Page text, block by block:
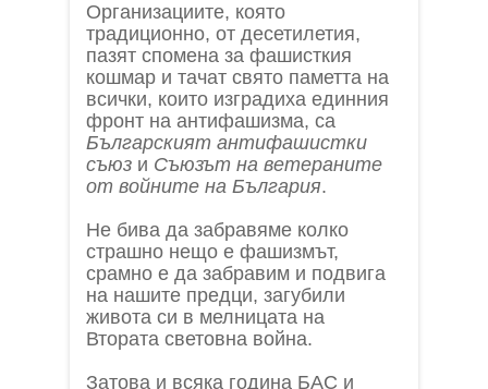
Организациите, която
традиционно, от десетилетия,
пазят спомена за фашисткия
кошмар и тачат свято паметта на
всички, които изградиха единния
фронт на антифашизма, са
Българският антифашистки
съюз и Съюзът на ветераните
от войните на България.
Не бива да забравяме колко
страшно нещо е фашизмът,
срамно е да забравим и подвига
на нашите предци, загубили
живота си в мелницата на
Втората световна война.
Затова и всяка година БАС и